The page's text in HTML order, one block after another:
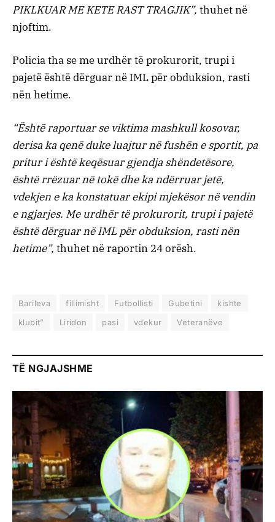
PIKLKUAR ME KETE RAST TRAGJIK”, thuhet në
njoftim.
Policia tha se me urdhër të prokurorit, trupi i
pajetë është dërguar në IML për obduksion, rasti
nën hetime.
“Është raportuar se viktima mashkull kosovar,
derisa ka qenë duke luajtur në fushën e sportit, pa
pritur i është keqësuar gjendja shëndetësore,
është rrëzuar në tokë dhe ka ndërruar jetë,
vdekjen e ka konstatuar ekipi mjekësor në vendin
e ngjarjes. Me urdhër të prokurorit, trupi i pajetë
është dërguar në IML për obduksion, rasti nën
hetime”, thuhet në raportin 24 orësh.
Barileva fillimisht Futbollisti Gubetini
kishte
klubit”
Liridon pasi vdekur Veteranëve
TË NGJAJSHME